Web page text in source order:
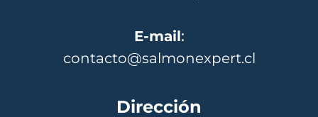
E-mail:
contacto@salmonexpert.cl
Dirección